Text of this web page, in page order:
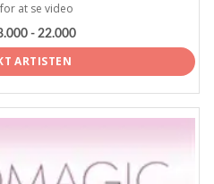
at se video
- 22.000
ARTISTEN